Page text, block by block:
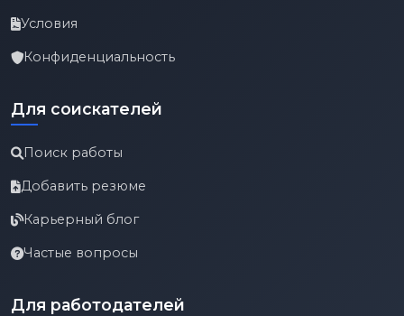
Условия
Конфиденциальность
Для соискателей
Поиск работы
Добавить резюме
Карьерный блог
Частые вопросы
Для работодателей